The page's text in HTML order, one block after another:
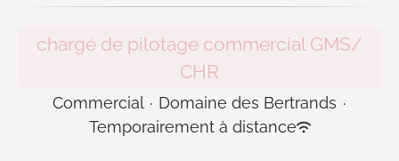
chargé de pilotage commercial GMS/
CHR
Commercial · Domaine des Bertrands ·
Temporairement à distance